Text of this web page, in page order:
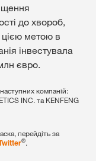
до хвороб,
цією метою в
інвестувала
євро.
компаній:
INC. та KENFENG
перейдіть за
®.